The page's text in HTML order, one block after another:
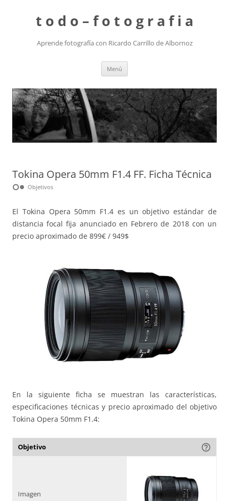
t o d o – f o t o g r a f i a
Aprende fotografía con Ricardo Carrillo de Albornoz
Menú
Tokina Opera 50mm F1.4 FF. Ficha Técnica
hdr_weak Objetivos
El Tokina Opera 50mm F1.4 es un objetivo estándar de
distancia focal fija anunciado en Febrero de 2018 con un
precio aproximado de 899€ / 949$
En la siguiente ficha se muestran las características,
especificaciones técnicas y precio aproximado del objetivo
Tokina Opera 50mm F1.4:
Objetivo help_outline
Imagen